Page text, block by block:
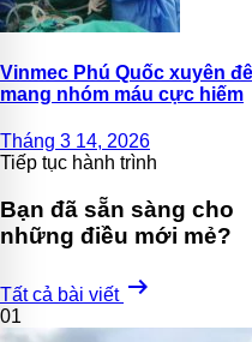
Vinmec Phú Quốc xuyên
mang nhóm máu cực hiếm
Tháng 3 14, 2026
Tiếp tục hành trình
Bạn đã sẵn sàng cho
những điều mới mẻ?
Tất cả bài viết arrow_right_alt
01